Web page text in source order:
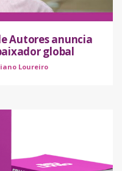
Autores anuncia
global
Loureiro